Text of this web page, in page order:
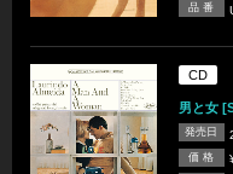
品 番
CD
男と女
発売日
価 格